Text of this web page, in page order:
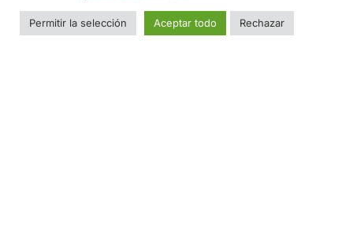
Permitir la selección Aceptar todo Rechazar